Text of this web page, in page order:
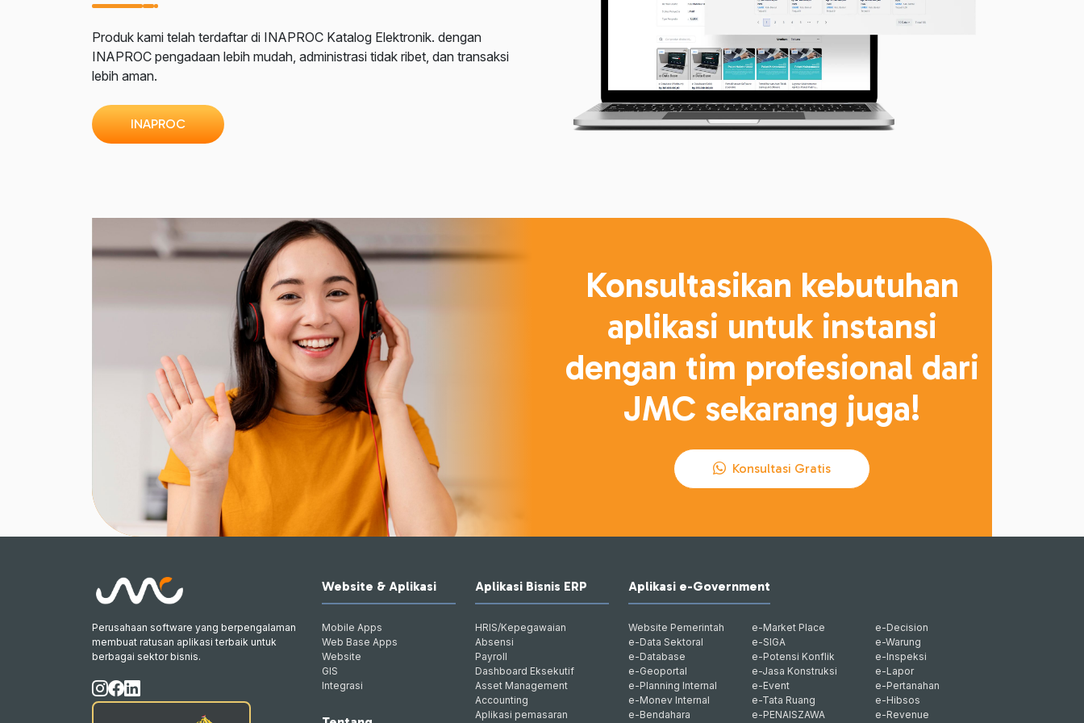
Produk kami telah terdaftar di INAPROC Katalog Elektronik. dengan
INAPROC pengadaan lebih mudah, administrasi tidak ribet, dan transaksi
lebih aman.
INAPROC
Konsultasikan kebutuhan
aplikasi untuk instansi
dengan tim profesional dari
JMC sekarang juga!
Konsultasi Gratis
Perusahaan software yang berpengalaman
membuat ratusan aplikasi terbaik untuk
berbagai sektor bisnis.
Website & Aplikasi
Mobile Apps
Web Base Apps
Website
GIS
Integrasi
Aplikasi Bisnis ERP
HRIS/Kepegawaian
Absensi
Payroll
Dashboard Eksekutif
Asset Management
Accounting
Aplikasi pemasaran
Aplikasi e-Government
Website Pemerintah
e-Data Sektoral
e-Database
e-Geoportal
e-Planning Internal
e-Monev Internal
e-Bendahara
e-Market Place
e-SIGA
e-Potensi Konflik
e-Jasa Konstruksi
e-Event
e-Tata Ruang
e-PENAISZAWA
e-Decision
e-Warung
e-Inspeksi
e-Lapor
e-Pertanahan
e-Hibsos
e-Revenue